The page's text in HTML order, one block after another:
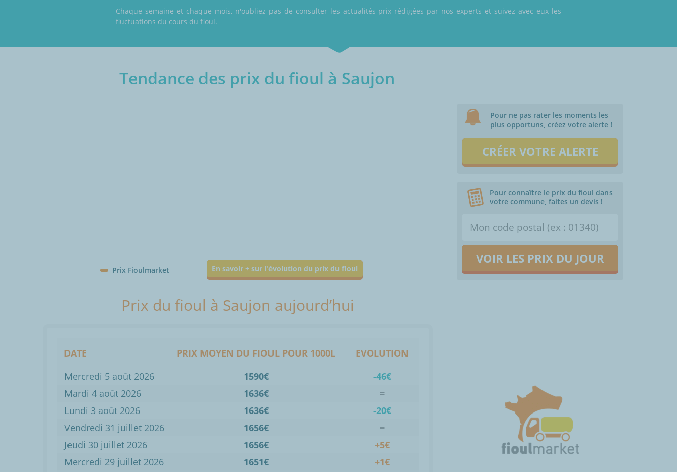
Chaque semaine et chaque mois, n'oubliez pas de consulter les actualités prix rédigées par nos experts et suivez avec eux les
fluctuations du cours du fioul.
Tendance des prix du fioul à Saujon
Prix Fioulmarket En savoir + sur l'évolution du prix du fioul
Pour ne pas rater les moments les
plus opportuns, créez votre alerte !
CRÉER VOTRE ALERTE
Pour connaître le prix du fioul dans
votre commune, faites un devis !
VOIR LES PRIX DU JOUR
Prix du fioul à Saujon aujourd’hui
DATE PRIX MOYEN DU FIOUL POUR 1000L
EVOLUTION
Mercredi 5 août 2026
1590€
-46€
Mardi 4 août 2026
1636€
=
Lundi 3 août 2026
1636€
-20€
Vendredi 31 juillet 2026
1656€
=
Jeudi 30 juillet 2026
1656€
+5€
Mercredi 29 juillet 2026
1651€
+1€